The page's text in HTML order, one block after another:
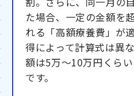
た場合、一定の金額を
れる「高額療養費」が
得によって計算式は異
額は5万～10万円くら
です。